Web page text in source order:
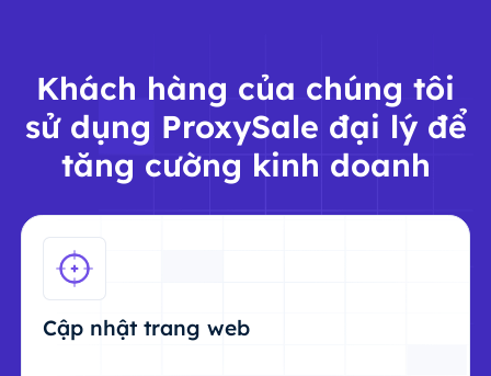
Khách hàng của chúng tôi
sử dụng ProxySale đại lý để
tăng cường kinh doanh
Cập nhật trang web